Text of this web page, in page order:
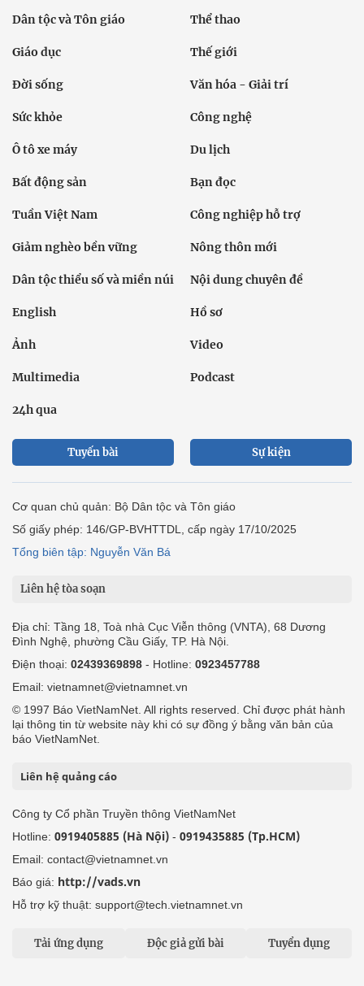
Dân tộc và Tôn giáo Thể thao
Giáo dục Thế giới
Đời sống Văn hóa - Giải trí
Sức khỏe Công nghệ
Ô tô xe máy Du lịch
Bất động sản Bạn đọc
Tuần Việt Nam Công nghiệp hỗ trợ
Giảm nghèo bền vững Nông thôn mới
Dân tộc thiểu số và miền núi Nội dung chuyên đề
English Hồ sơ
Ảnh Video
Multimedia Podcast
24h qua
Tuyến bài Sự kiện
Cơ quan chủ quản: Bộ Dân tộc và Tôn giáo
Số giấy phép: 146/GP-BVHTTDL, cấp ngày 17/10/2025
Tổng biên tập: Nguyễn Văn Bá
Liên hệ tòa soạn
Địa chỉ: Tầng 18, Toà nhà Cục Viễn thông (VNTA), 68 Dương
Đình Nghệ, phường Cầu Giấy, TP. Hà Nội.
Điện thoại: 02439369898 - Hotline: 0923457788
Email: vietnamnet@vietnamnet.vn
© 1997 Báo VietNamNet. All rights reserved. Chỉ được phát hành
lại thông tin từ website này khi có sự đồng ý bằng văn bản của
báo VietNamNet.
Liên hệ quảng cáo
Công ty Cổ phần Truyền thông VietNamNet
Hotline: 0919405885 (Hà Nội) - 0919435885 (Tp.HCM)
Email: contact@vietnamnet.vn
Báo giá: http://vads.vn
Hỗ trợ kỹ thuật: support@tech.vietnamnet.vn
Tải ứng dụng Độc giả gửi bài Tuyển dụng